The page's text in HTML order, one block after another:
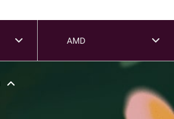
AMD